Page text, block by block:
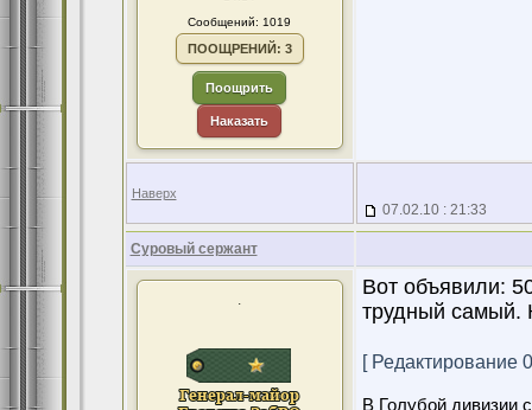
Сообщений: 1019
ПООЩРЕНИЙ: 3
Поощрить
Наказать
Наверх
07.02.10 : 21:33
Суровый сержант
.
Вот объявили:
трудный самый.
[ Редактирование
В Голубой дивизии